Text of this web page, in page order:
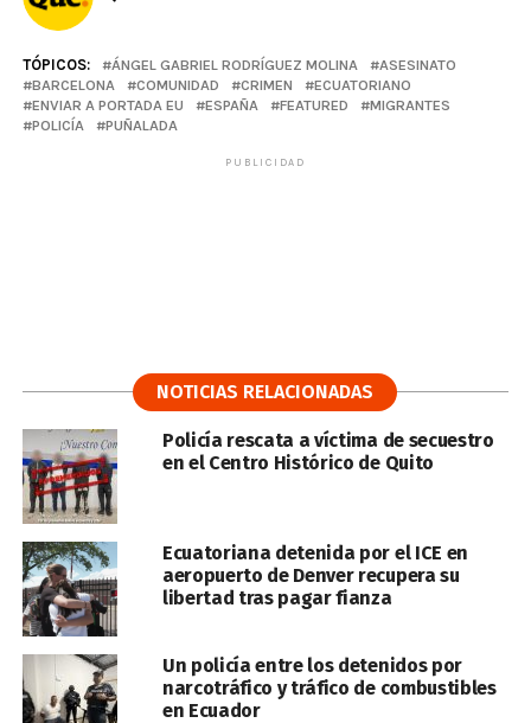
TÓPICOS: ÁNGEL GABRIEL RODRÍGUEZ MOLINA
ASESINATO
BARCELONA
COMUNIDAD CRIMEN
ECUATORIANO
ENVIAR A PORTADA EU
ESPAÑA FEATURED
MIGRANTES
POLICÍA
PUÑALADA
PUBLICIDAD
NOTICIAS RELACIONADAS
Policía rescata a víctima de secuestro
en el Centro Histórico de Quito
Ecuatoriana detenida por el ICE en
aeropuerto de Denver recupera su
libertad tras pagar fianza
Un policía entre los detenidos por
narcotráfico y tráfico de combustibles
en Ecuador